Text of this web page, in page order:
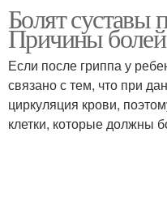
Болят суставы
Причины болей
Если после гриппа у
связано с тем, что при
циркуляция крови,
клетки, которые должны